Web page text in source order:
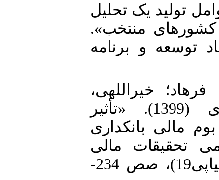
تولید یک تحلیل
کشور‌های منتخب».
توسعه و برنامه
خیراللهی،
فرشید و علی‌اصغر طاهرآبادی (1399). «تأثیر
مالی بانکداری
تحقیقات مالی
اسلامی، سال دهم، شماره اول (پیاپی19)، صص 234-